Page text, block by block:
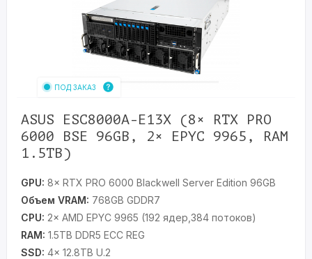
ПОД ЗАКАЗ
ASUS ESC8000A-E13X (8× RTX PRO
6000 BSE 96GB, 2× EPYC 9965, RAM
1.5TB)
GPU: 8× RTX PRO 6000 Blackwell Server Edition 96GB
Объем VRAM: 768GB GDDR7
CPU: 2× AMD EPYC 9965 (192 ядер,384 потоков)
RAM: 1.5TB DDR5 ECC REG
SSD: 4× 12.8TB U.2